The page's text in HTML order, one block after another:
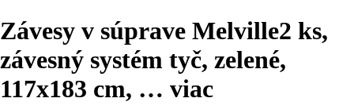
Závesy v súprave Melville2 ks,
závesný systém tyč, zelené,
117x183 cm, … viac